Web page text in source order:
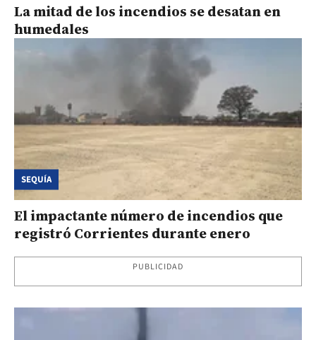
La mitad de los incendios se desatan en
humedales
SEQUÍA
El impactante número de incendios que
registró Corrientes durante enero
PUBLICIDAD